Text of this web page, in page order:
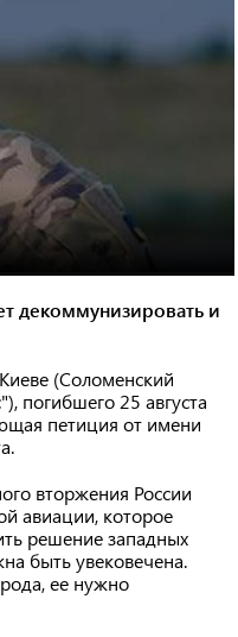
декоммунизировать и
(Соломенский
погибшего 25 августа
петиция от имени
вторжения России
авиации, которое
решение западных
быть увековечена.
ее нужно